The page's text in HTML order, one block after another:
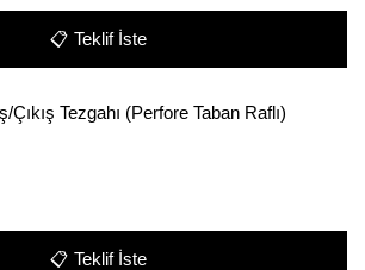
📋 Teklif İste
Çıkış Tezgahı (Perfore Taban Raflı)
📋 Teklif İste